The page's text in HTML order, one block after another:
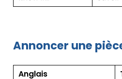
Annoncer une
Anglais